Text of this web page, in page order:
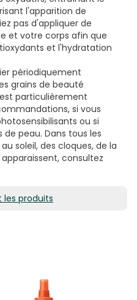
l'apparition de
pas d'appliquer de
et votre corps afin que
et l'hydratation
périodiquement
grains de beauté
particulièrement
si vous
ou si
peau. Dans tous les
soleil, des cloques, de la
consultez
produits